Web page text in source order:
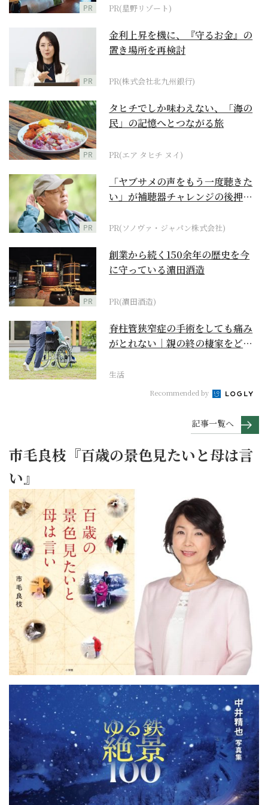
PR PR(星野リゾート)
PR
金利上昇を機に、『守るお金』の
置き場所を再検討
PR(株式会社北九州銀行)
PR
タヒチでしか味わえない、「海の
民」の記憶へとつながる旅
PR(エア タヒチ ヌイ)
PR
「ヤブサメの声をもう一度聴きた
い」が補聴器チャレンジの後押し
PR(ソノヴァ・ジャパン株式会社)
PR
創業から続く150余年の歴史を今
に守っている濵田酒造
PR(濵田酒造)
脊柱管狭窄症の手術をしても痛み
がとれない｜親の終の棲家をどう
生活
Recommended by
記事一覧へ
市毛良枝『百歳の景色見たいと母は言
い』